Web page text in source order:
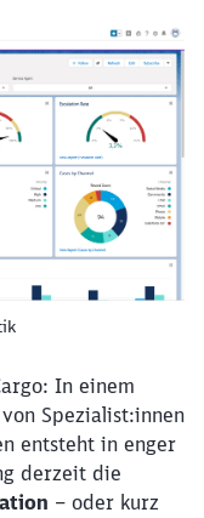
In einem
Spezialist:innen
entsteht in enger
derzeit die
– oder kurz